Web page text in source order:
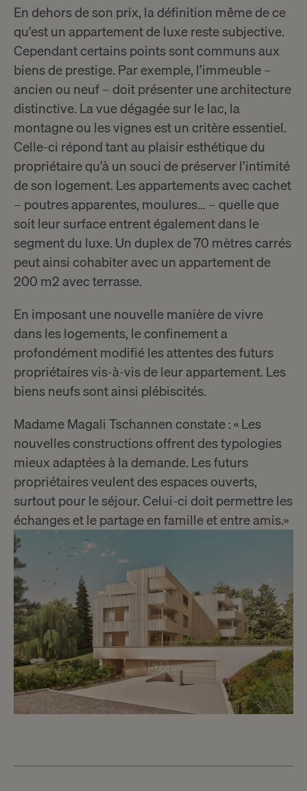
En dehors de son prix, la définition même de ce
qu’est un appartement de luxe reste subjective.
Cependant certains points sont communs aux
biens de prestige. Par exemple, l’immeuble –
ancien ou neuf – doit présenter une architecture
distinctive. La vue dégagée sur le lac, la
montagne ou les vignes est un critère essentiel.
Celle-ci répond tant au plaisir esthétique du
propriétaire qu’à un souci de préserver l’intimité
de son logement. Les appartements avec cachet
– poutres apparentes, moulures… – quelle que
soit leur surface entrent également dans le
segment du luxe. Un duplex de 70 mètres carrés
peut ainsi cohabiter avec un appartement de
200 m2 avec terrasse.
En imposant une nouvelle manière de vivre
dans les logements, le confinement a
profondément modifié les attentes des futurs
propriétaires vis-à-vis de leur appartement. Les
biens neufs sont ainsi plébiscités.
Madame Magali Tschannen constate : « Les
nouvelles constructions offrent des typologies
mieux adaptées à la demande. Les futurs
propriétaires veulent des espaces ouverts,
surtout pour le séjour. Celui-ci doit permettre les
échanges et le partage en famille et entre amis.»